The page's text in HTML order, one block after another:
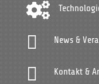

 News &
 Kontakt &